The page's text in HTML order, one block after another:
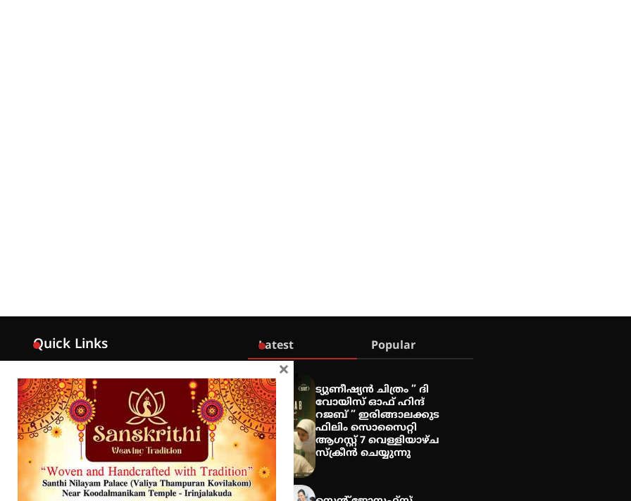
Quick Links
Latest
Exclusive
Sanchari
Contact
Crime
Latest Popular
ട്യുണീഷ്യൻ ചിത്രം ” ദി
വോയിസ് ഓഫ് ഹിന്ദ്
റജബ് ” ഇരിങ്ങാലക്കുട
ഫിലിം സൊസൈറ്റി
ആഗസ്റ്റ് 7 വെള്ളിയാഴ്ച
സ്‌ക്രീൻ ചെയ്യുന്നു
×